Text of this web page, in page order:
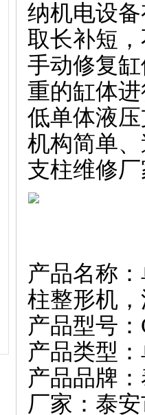
纳机电设
取长补短
手动修复
重的缸体
低单体液
机构简单
支柱维修
产品名称
柱整形机
产品型号
产品类型
产品品牌
厂家：泰